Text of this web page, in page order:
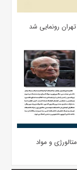
رونمایی شد
و مواد